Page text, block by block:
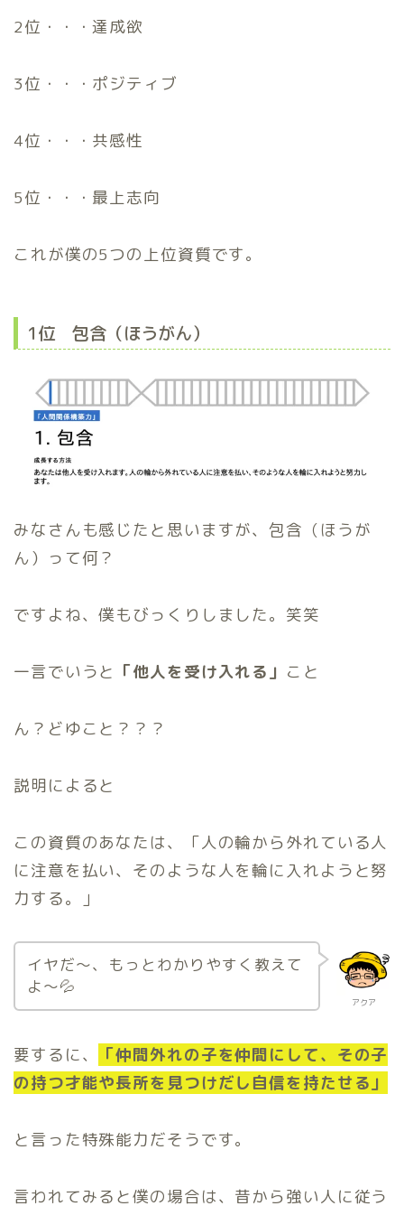
2位・・・達成欲
3位・・・ポジティブ
4位・・・共感性
5位・・・最上志向
これが僕の5つの上位資質です。
1位 包含（ほうがん）
みなさんも感じたと思いますが、包含（ほうが
ん）って何？
ですよね、僕もびっくりしました。笑笑
一言でいうと 「他人を受け入れる」 こと
ん？どゆこと？？？
説明によると
この資質のあなたは、「人の輪から外れている人
に注意を払い、そのような人を輪に入れようと努
力する。」
アクア
イヤだ〜、もっとわかりやすく教えて
よ〜💦
要するに、
「仲間外れの子を仲間にして、その子
の持つ才能や長所を見つけだし自信を持たせる」
と言った特殊能力だそうです。
言われてみると僕の場合は、昔から強い人に従う